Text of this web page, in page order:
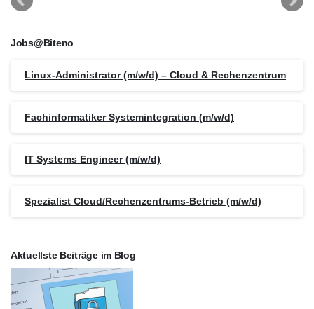
Jobs@Biteno
Linux-Administrator (m/w/d) – Cloud & Rechenzentrum
Fachinformatiker Systemintegration (m/w/d)
IT Systems Engineer (m/w/d)
Spezialist Cloud/Rechenzentrums-Betrieb (m/w/d)
Aktuellste Beiträge im Blog